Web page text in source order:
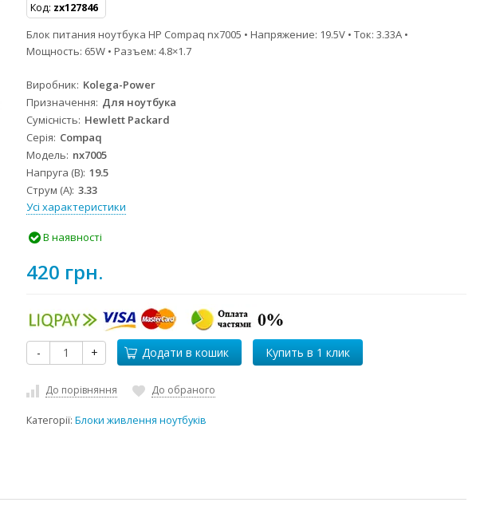
Код: zx127846
Блок питания ноутбука HP Compaq nx7005 • Напряжение: 19.5V • Ток: 3.33A •
Мощность: 65W • Разъем: 4.8×1.7
Виробник Kolega-Power
Призначення Для ноутбука
Сумісність Hewlett Packard
Серія Compaq
Модель nx7005
Напруга (В) 19.5
Струм (А) 3.33
Усі характеристики
В наявності
420 грн.
- + Додати в кошик
До порівняння До обраного
Категорії:Блоки живлення ноутбуків